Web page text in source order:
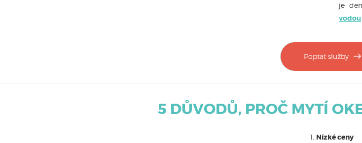
je
vodou
Poptat služby
5 DŮVODŮ, PROČ MYTÍ
Nízké ceny